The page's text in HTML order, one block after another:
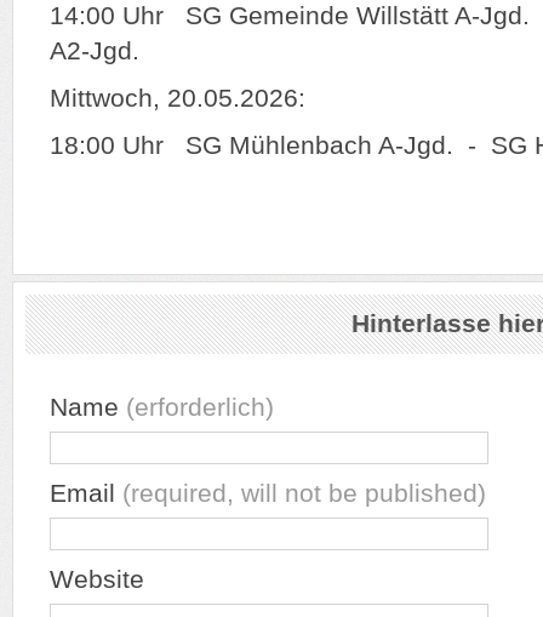
14:00 Uhr SG Gemeinde Willstätt A-
A2-Jgd.
Mittwoch, 20.05.2026:
18:00 Uhr SG Mühlenbach A-Jgd. - SG
Hinterlasse
Name (erforderlich)
Email (required, will not be published)
Website